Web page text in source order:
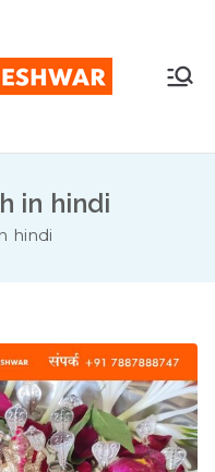
Shr
i
ake
sh
war
Pandit
Guruji -
in hindi
hindi